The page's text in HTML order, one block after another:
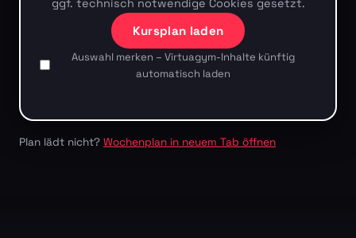
ggf. technisch notwendige Cookies gesetzt.
Kursplan laden
Auswahl merken – Virtuagym-Inhalte künftig
automatisch laden
Plan lädt nicht? Wochenplan in neuem Tab öffnen